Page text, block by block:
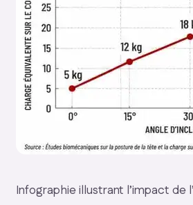
Infographie illustrant l’impact de